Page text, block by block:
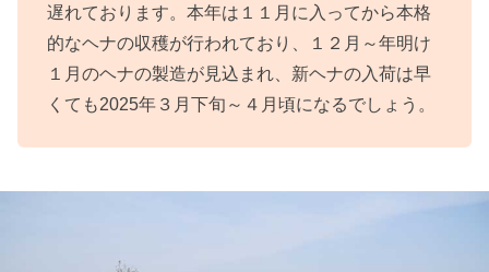
遅れております。本年は１１月に入ってから本格
的なヘナの収穫が行われており、１２月～年明け
１月のヘナの製造が見込まれ、新ヘナの入荷は早
くても2025年３月下旬～４月頃になるでしょう。